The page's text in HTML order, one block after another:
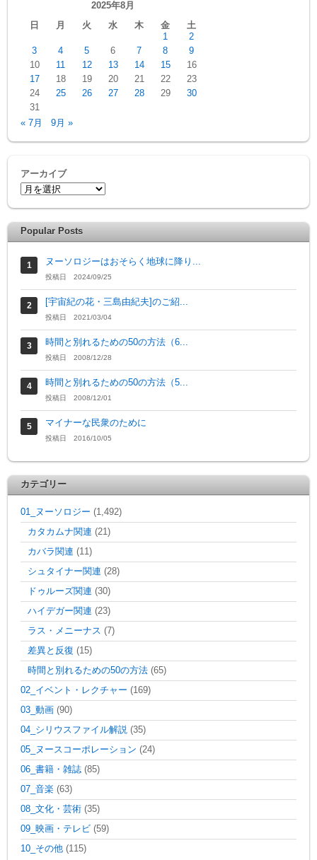
2025年8月
日
月 火 水 木 金
土
1
2
3
4 5 6 7 8
9
10
11 12 13 14 15
16
17
18 19 20 21 22
23
24
25 26 27 28 29
30
31
« 7月
9月 »
アーカイブ
Popular Posts
ヌーソロジーはおそらく地球に降り...
投稿日 2024/09/25
[宇宙紀の花・三島由紀夫]のご紹...
投稿日 2021/03/04
時間と別れるための50の方法（6...
投稿日 2008/12/28
時間と別れるための50の方法（5...
投稿日 2008/12/01
マイナーな民衆のために
投稿日 2016/10/05
カテゴリー
01_ヌーソロジー (1,492)
カタカムナ関連 (21)
カバラ関連 (11)
シュタイナー関連 (28)
ドゥルーズ関連 (30)
ハイデガー関連 (23)
ラス・メニーナス (7)
差異と反復 (15)
時間と別れるための50の方法 (65)
02_イベント・レクチャー (169)
03_動画 (90)
04_シリウスファイル解説 (35)
05_ヌースコーポレーション (24)
06_書籍・雑誌 (85)
07_音楽 (63)
08_文化・芸術 (35)
09_映画・テレビ (59)
10_その他 (115)